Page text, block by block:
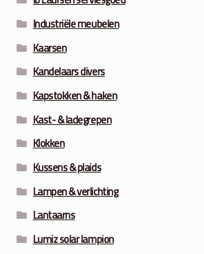
Industriële meubelen
Kaarsen
Kandelaars divers
Kapstokken & haken
Kast- & ladegrepen
Klokken
Kussens & plaids
Lampen & verlichting
Lantaarns
Lumiz solar lampion